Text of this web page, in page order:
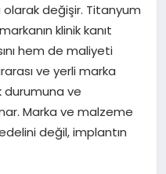
değişir. Titanyum
klinik kanıt
hem de maliyeti
ve yerli marka
durumuna ve
Marka ve malzeme
değil, implantın